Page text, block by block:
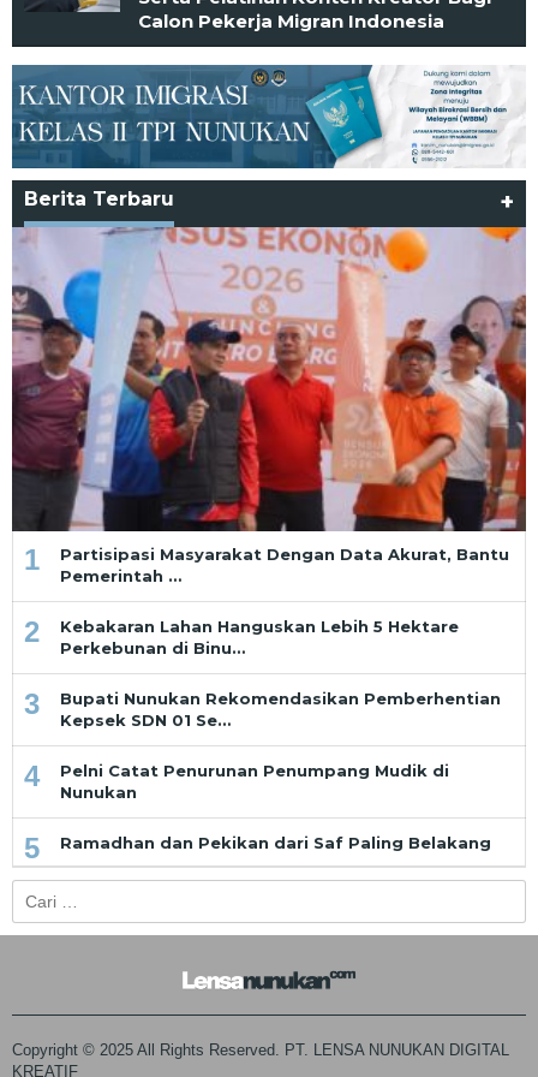
Calon Pekerja Migran Indonesia
Berita Terbaru +
1
Partisipasi Masyarakat Dengan Data Akurat, Bantu
Pemerintah …
2
Kebakaran Lahan Hanguskan Lebih 5 Hektare
Perkebunan di Binu…
3
Bupati Nunukan Rekomendasikan Pemberhentian
Kepsek SDN 01 Se…
4
Pelni Catat Penurunan Penumpang Mudik di
Nunukan
5 Ramadhan dan Pekikan dari Saf Paling Belakang
untuk:
Copyright © 2025 All Rights Reserved. PT. LENSA NUNUKAN DIGITAL
KREATIF